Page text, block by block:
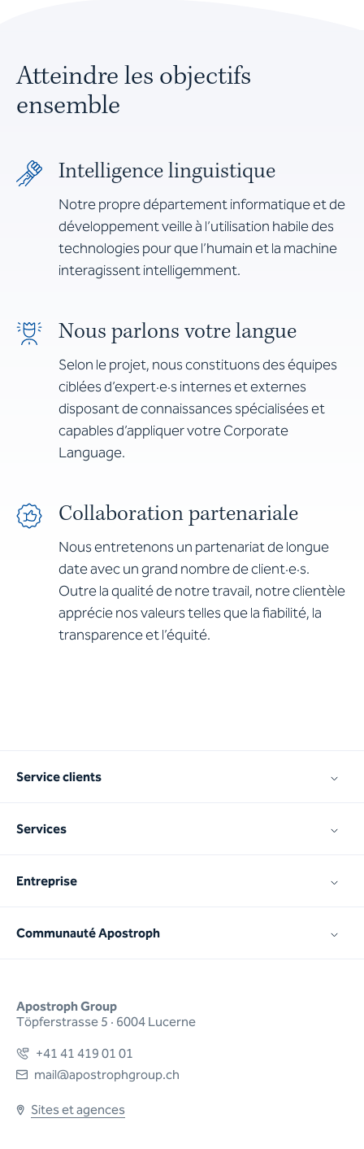
Atteindre les objectifs
ensemble
Intelligence linguistique
Notre propre département informatique et de
développement veille à l’utilisation habile des
technologies pour que l’humain et la machine
interagissent intelligemment.
Nous parlons votre langue
Selon le projet, nous constituons des équipes
ciblées d’expert·e·s internes et externes
disposant de connaissances spécialisées et
capables d’appliquer votre Corporate
Language.
Collaboration partenariale
Nous entretenons un partenariat de longue
date avec un grand nombre de client·e·s.
Outre la qualité de notre travail, notre clientèle
apprécie nos valeurs telles que la fiabilité, la
transparence et l’équité.
Apostroph Group
Töpferstrasse 5 · 6004 Lucerne
+41 41 419 01 01
mail@apostrophgroup.ch
Sites et agences
Service clients
Services
Entreprise
Communauté Apostroph